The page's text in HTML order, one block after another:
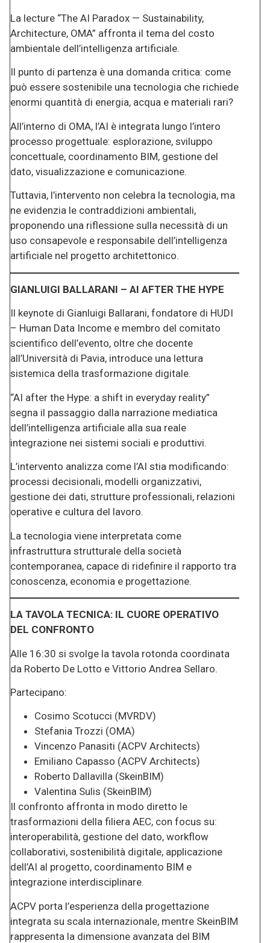
La lecture “The AI Paradox — Sustainability,
Architecture, OMA” affronta il tema del costo
ambientale dell’intelligenza artificiale.
Il punto di partenza è una domanda critica: come
può essere sostenibile una tecnologia che richiede
enormi quantità di energia, acqua e materiali rari?
All’interno di OMA, l’AI è integrata lungo l’intero
processo progettuale: esplorazione, sviluppo
concettuale, coordinamento BIM, gestione del
dato, visualizzazione e comunicazione.
Tuttavia, l’intervento non celebra la tecnologia, ma
ne evidenzia le contraddizioni ambientali,
proponendo una riflessione sulla necessità di un
uso consapevole e responsabile dell’intelligenza
artificiale nel progetto architettonico.
GIANLUIGI BALLARANI – AI AFTER THE HYPE
Il keynote di Gianluigi Ballarani, fondatore di HUDI
– Human Data Income e membro del comitato
scientifico dell’evento, oltre che docente
all’Università di Pavia, introduce una lettura
sistemica della trasformazione digitale.
“AI after the Hype: a shift in everyday reality”
segna il passaggio dalla narrazione mediatica
dell’intelligenza artificiale alla sua reale
integrazione nei sistemi sociali e produttivi.
L’intervento analizza come l’AI stia modificando:
processi decisionali, modelli organizzativi,
gestione dei dati, strutture professionali, relazioni
operative e cultura del lavoro.
La tecnologia viene interpretata come
infrastruttura strutturale della società
contemporanea, capace di ridefinire il rapporto tra
conoscenza, economia e progettazione.
LA TAVOLA TECNICA: IL CUORE OPERATIVO
DEL CONFRONTO
Alle 16:30 si svolge la tavola rotonda coordinata
da Roberto De Lotto e Vittorio Andrea Sellaro.
Partecipano:
Cosimo Scotucci (MVRDV)
Stefania Trozzi (OMA)
Vincenzo Panasiti (ACPV Architects)
Emiliano Capasso (ACPV Architects)
Roberto Dallavilla (SkeinBIM)
Valentina Sulis (SkeinBIM)
Il confronto affronta in modo diretto le
trasformazioni della filiera AEC, con focus su:
interoperabilità, gestione del dato, workflow
collaborativi, sostenibilità digitale, applicazione
dell’AI al progetto, coordinamento BIM e
integrazione interdisciplinare.
ACPV porta l’esperienza della progettazione
integrata su scala internazionale, mentre SkeinBIM
rappresenta la dimensione avanzata del BIM